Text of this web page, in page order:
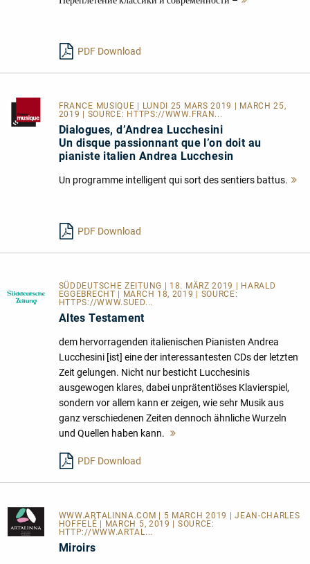
PDF Download
FRANCE MUSIQUE | LUNDI 25 MARS 2019 | MARCH 25,
2019 | SOURCE: HTTPS://WWW.FRAN...
Dialogues, d’Andrea Lucchesini
Un disque passionnant que l’on doit au
pianiste italien Andrea Lucchesin
Un programme intelligent qui sort des sentiers battus.
PDF Download
SÜDDEUTSCHE ZEITUNG | 18. MÄRZ 2019 | HARALD
EGGEBRECHT | MARCH 18, 2019 | SOURCE:
HTTPS://WWW.SUED...
Altes Testament
dem hervorragenden italienischen Pianisten Andrea
Lucchesini [ist] eine der interessantesten CDs der letzten
Zeit gelungen. Nicht nur besticht Lucchesinis
ausgewogen klares, dabei unprätentiöses Klavierspiel,
sondern vor allem kann er zeigen, wie sehr Musik aus
ganz verschiedenen Zeiten dennoch ähnliche Wurzeln
und Quellen haben kann.
PDF Download
WWW.ARTALINNA.COM | 5 MARCH 2019 | JEAN-CHARLES
HOFFELÉ | MARCH 5, 2019 | SOURCE:
HTTP://WWW.ARTAL...
Miroirs